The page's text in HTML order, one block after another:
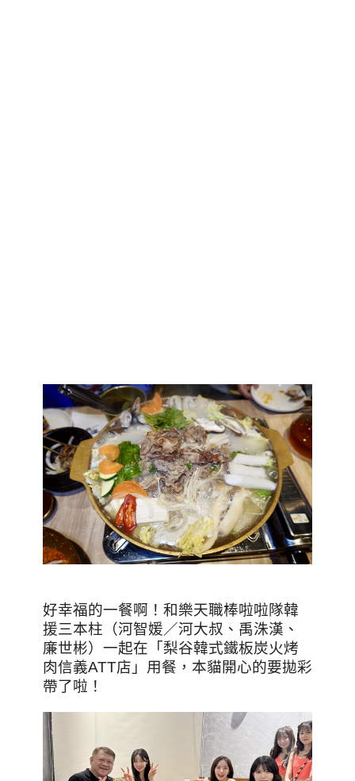
好幸福的一餐啊！和樂天職棒啦啦隊韓
援三本柱（河智媛／河大叔、禹洙漢、
廉世彬）一起在「梨谷韓式鐵板炭火烤
肉信義ATT店」用餐，本貓開心的要拋彩
帶了啦！